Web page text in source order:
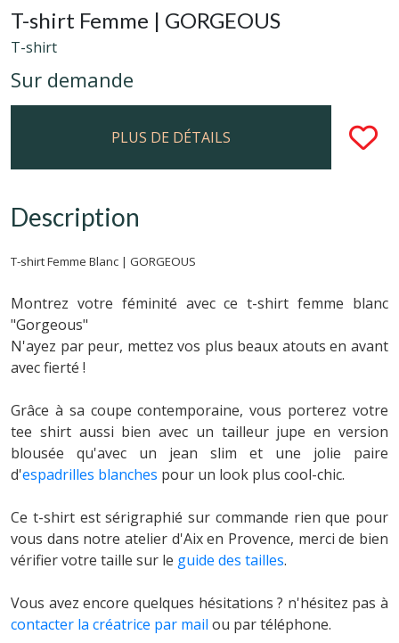
T-shirt Femme | GORGEOUS
T-shirt
Sur demande
PLUS DE DÉTAILS
Description
T-shirt Femme Blanc | GORGEOUS
Montrez votre féminité avec ce t-shirt femme blanc
"Gorgeous"
N'ayez par peur, mettez vos plus beaux atouts en avant
avec fierté !
Grâce à sa coupe contemporaine, vous porterez votre
tee shirt aussi bien avec un tailleur jupe en version
blousée qu'avec un jean slim et une jolie paire
d'espadrilles blanches pour un look plus cool-chic.
Ce t-shirt est sérigraphié sur commande rien que pour
vous dans notre atelier d'Aix en Provence, merci de bien
vérifier votre taille sur le guide des tailles.
Vous avez encore quelques hésitations ? n'hésitez pas à
contacter la créatrice par mail ou par téléphone.